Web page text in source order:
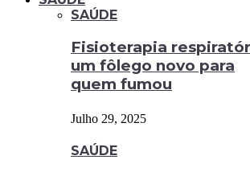
SAÚDE
Fisioterapia
um fôlego novo para
quem fumou
Julho 29, 2025
SAÚDE